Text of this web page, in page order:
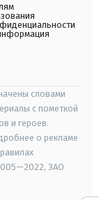
словами
с пометкой
и героев.
о рекламе
ЗАО